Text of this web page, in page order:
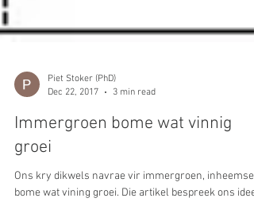
Piet Stoker (PhD)
Dec 22, 2017
Immergroen bome wat vinnig
groei